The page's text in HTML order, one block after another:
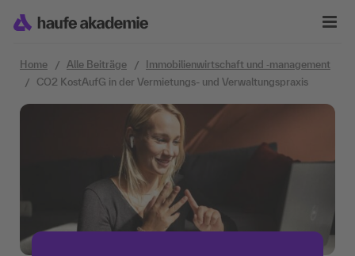
Home Alle Beiträge
Immobilienwirtschaft und ‐management
CO2 KostAufG in der Vermietungs- und Verwaltungspraxis